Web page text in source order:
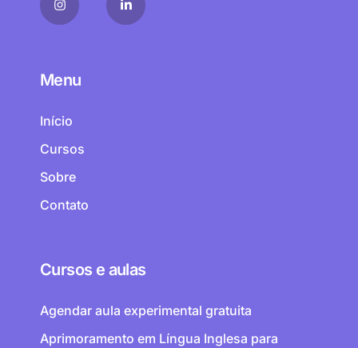
Menu
Início
Cursos
Sobre
Contato
Cursos e aulas
Agendar aula experimental gratuita
Aprimoramento em Língua Inglesa para